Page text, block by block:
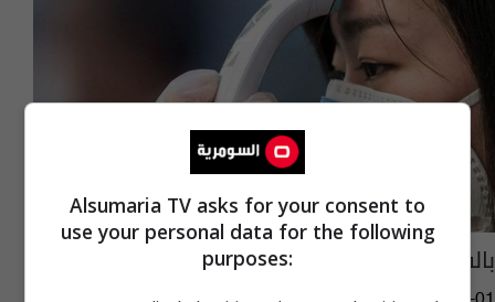
بالفيديو: إحدى علامات الشفاء من فيروس كورونا
Alsumaria TV asks for your consent to
use your personal data for the following
purposes: